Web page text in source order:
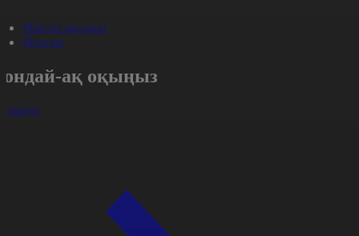
#Басты ақпарат
#Қоғам
ақ оқыңыз